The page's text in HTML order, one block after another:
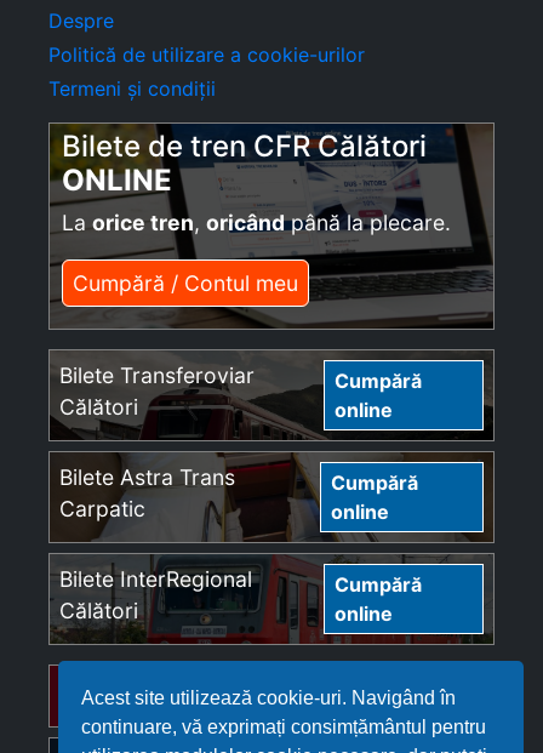
Acest site utilizează cookie-uri. Navigând în
continuare, vă exprimați consimțământul pentru
Despre
Politică de utilizare a cookie-urilor
Termeni și condiții
Bilete de tren CFR Călători
ONLINE
La orice tren, oricândpână la plecare.
Cumpără / Contul meu
Bilete Transferoviar
Călători
Cumpără
online
Bilete Astra Trans
Carpatic
Cumpără
online
Bilete InterRegional
Călători
Cumpără
online
Bilete Regio Călători Cumpără online